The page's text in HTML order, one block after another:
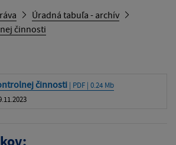
Úradná tabuľa - archív
činnosti
činnosti | PDF | 0.24 Mb